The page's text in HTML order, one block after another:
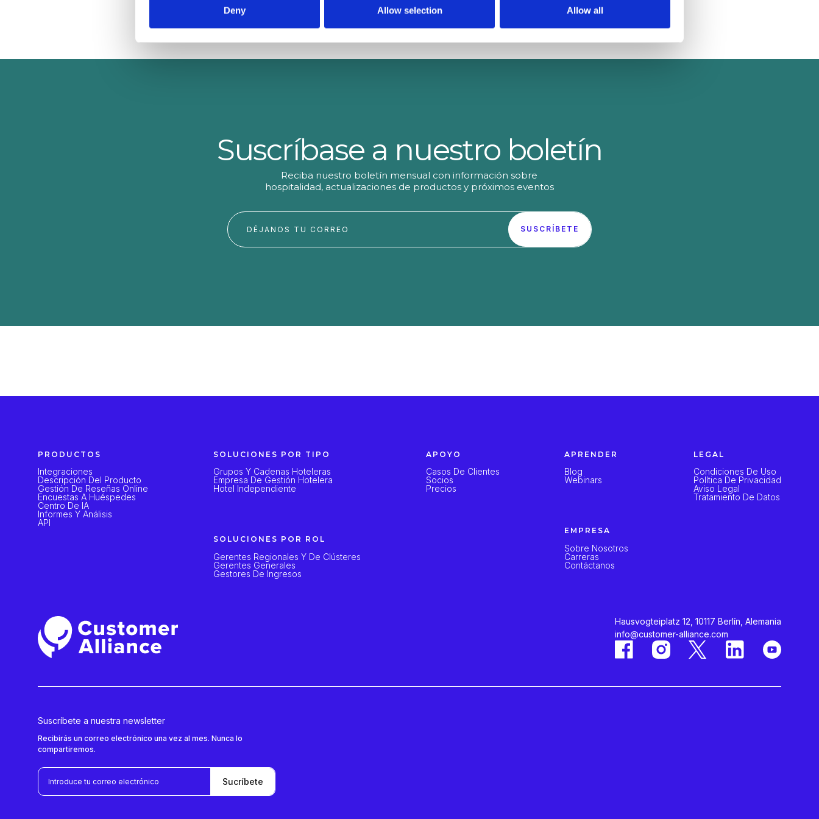
Deny Allow selection Allow all
Suscríbase a nuestro boletín
Reciba nuestro boletín mensual con información sobre
hospitalidad, actualizaciones de productos y próximos eventos
PRODUCTOS
Integraciones
Descripción Del Producto
Gestión De Reseñas Online
Encuestas A Huéspedes
Centro De IA
Informes Y Análisis
API
SOLUCIONES POR TIPO
Grupos Y Cadenas Hoteleras
Empresa De Gestión Hotelera
Hotel Independiente
SOLUCIONES POR ROL
Gerentes Regionales Y De Clústeres
Gerentes Generales
Gestores De Ingresos
APOYO
Casos De Clientes
Socios
Precios
APRENDER
Blog
Webinars
EMPRESA
Sobre Nosotros
Carreras
Contáctanos
LEGAL
Condiciones De Uso
Política De Privacidad
Aviso Legal
Tratamiento De Datos
Hausvogteiplatz 12, 10117 Berlín, Alemania
info@customer-alliance.com
Suscríbete a nuestra newsletter
Recibirás un correo electrónico una vez al mes. Nunca lo
compartiremos.